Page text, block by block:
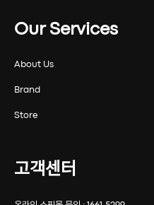
Our Services
About Us
Brand
Store
고객센터